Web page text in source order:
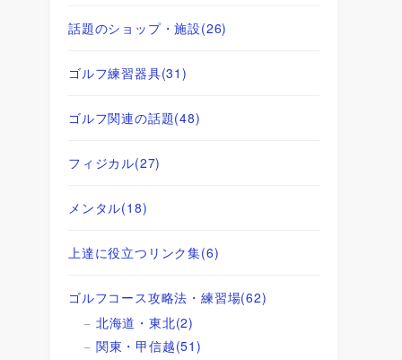
話題のショップ・施設(26)
ゴルフ練習器具(31)
ゴルフ関連の話題(48)
フィジカル(27)
メンタル(18)
上達に役立つリンク集(6)
ゴルフコース攻略法・練習場(62)
北海道・東北(2)
関東・甲信越(51)